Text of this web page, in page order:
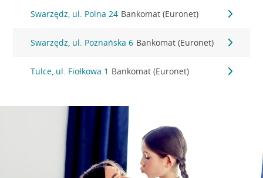
Swarzędz, ul. Polna 24 Bankomat (Euronet)
Swarzędz, ul. Poznańska 6 Bankomat (Euronet)
Tulce, ul. Fiołkowa 1 Bankomat (Euronet)